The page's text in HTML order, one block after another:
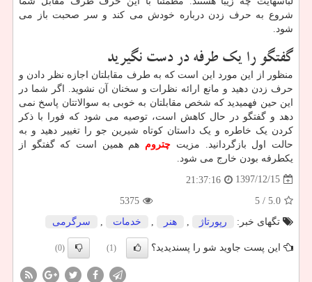
شروع به حرف زدن درباره خودش می کند و سر صحبت باز می
شود.
گفتگو را یک طرفه در دست نگیرید
منظور از این مورد این است که به طرف مقابلتان اجازه نظر دادن و
حرف زدن دهید و مانع ارائه نظرات و سخنان آن نشوید. اگر شما در
این حین فهمیدید که شخص مقابلتان به خوبی به سوالاتتان پاسخ نمی
دهد و گفتگو در حال کاهش است، توصیه می شود که فورا با ذکر
کردن یک خاطره و یک داستان کوتاه شیرین جو را تغییر دهید و به
حالت اول بازگردانید. مزیت چتروم هم همین است که گفتگو از
یکطرفه بودن خارج می شود.
1397/12/15
21:37:16
5.0
/ 5
5375
تگهای خبر:
رپورتاژ هنر خدمات سرگرمی
این پست جاوید شو را پسندیدید؟ (1)
(0)